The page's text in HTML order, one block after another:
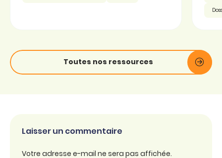
Toutes nos ressources
Laisser un commentaire
Votre adresse e-mail ne sera pas affichée.